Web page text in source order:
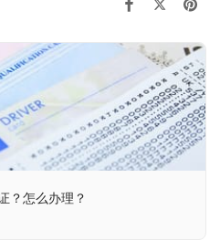
？怎么办理？